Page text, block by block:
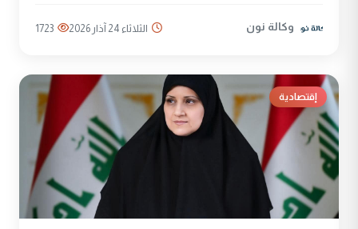
وكالة نون الثلاثاء 24 آذار 2026 1723
إقتصادية